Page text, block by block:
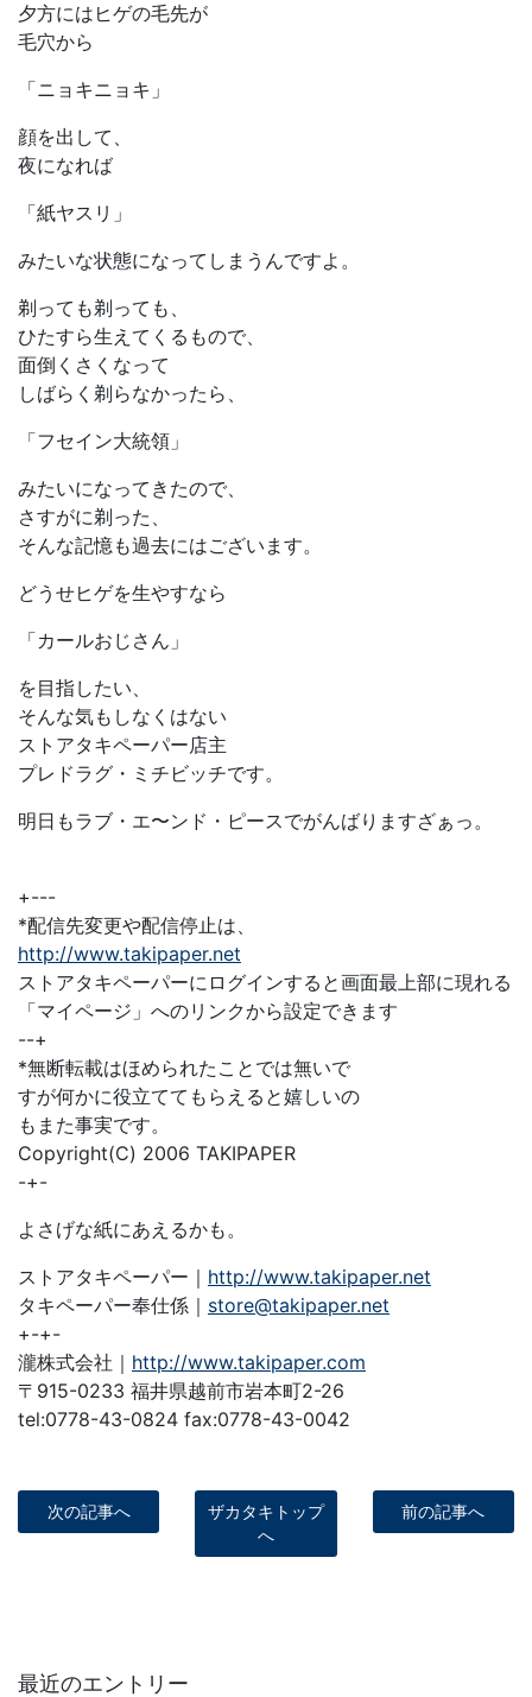
夕方にはヒゲの毛先が
毛穴から
「ニョキニョキ」
顔を出して、
夜になれば
「紙ヤスリ」
みたいな状態になってしまうんですよ。
剃っても剃っても、
ひたすら生えてくるもので、
面倒くさくなって
しばらく剃らなかったら、
「フセイン大統領」
みたいになってきたので、
さすがに剃った、
そんな記憶も過去にはございます。
どうせヒゲを生やすなら
「カールおじさん」
を目指したい、
そんな気もしなくはない
ストアタキペーパー店主
プレドラグ・ミチビッチです。
明日もラブ・エ〜ンド・ピースでがんばりますざぁっ。
+---
*配信先変更や配信停止は、
http://www.takipaper.net
ストアタキペーパーにログインすると画面最上部に現れる
「マイページ」へのリンクから設定できます
--+
*無断転載はほめられたことでは無いで
すが何かに役立ててもらえると嬉しいの
もまた事実です。
Copyright(C) 2006 TAKIPAPER
-+-
よさげな紙にあえるかも。
ストアタキペーパー｜ http://www.takipaper.net
タキペーパー奉仕係｜ store@takipaper.net
+-+-
瀧株式会社｜ http://www.takipaper.com
〒915-0233 福井県越前市岩本町2-26
tel:0778-43-0824 fax:0778-43-0042
次の記事へ
ザカタキトップ
へ
前の記事へ
最近のエントリー